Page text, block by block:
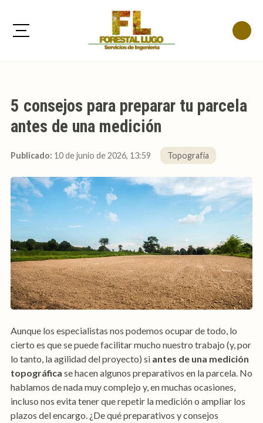
5 consejos para preparar tu parcela
antes de una medición
Publicado: 10 de junio de 2026, 13:59 Topografía
Aunque los especialistas nos podemos ocupar de todo, lo
cierto es que se puede facilitar mucho nuestro trabajo (y, por
lo tanto, la agilidad del proyecto) si antes de una medición
topográfica se hacen algunos preparativos en la parcela. No
hablamos de nada muy complejo y, en muchas ocasiones,
incluso nos evita tener que repetir la medición o ampliar los
plazos del encargo. ¿De qué preparativos y consejos